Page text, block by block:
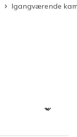
Igangværende